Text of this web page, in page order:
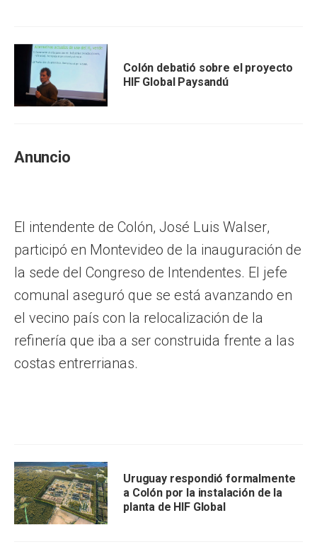
Colón debatió sobre el proyecto
HIF Global Paysandú
Anuncio
El intendente de Colón, José Luis Walser,
participó en Montevideo de la inauguración de
la sede del Congreso de Intendentes. El jefe
comunal aseguró que se está avanzando en
el vecino país con la relocalización de la
refinería que iba a ser construida frente a las
costas entrerrianas.
Uruguay respondió formalmente
a Colón por la instalación de la
planta de HIF Global